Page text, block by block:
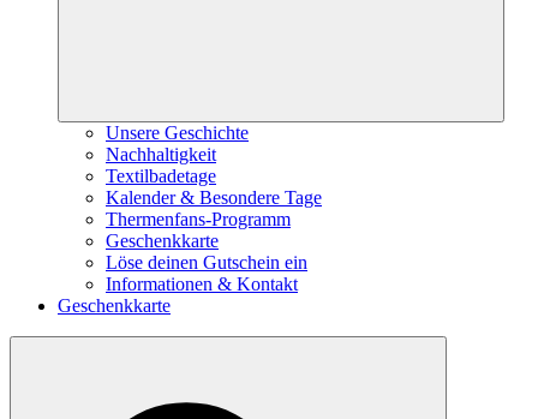
Unsere Geschichte
Nachhaltigkeit
Textilbadetage
Kalender & Besondere Tage
Thermenfans-Programm
Geschenkkarte
Löse deinen Gutschein ein
Informationen & Kontakt
Geschenkkarte